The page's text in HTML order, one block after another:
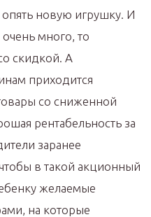
новую игрушку. И
много, то
скидкой. А
приходится
со сниженной
рентабельность за
заранее
в такой акционный
желаемые
на которые